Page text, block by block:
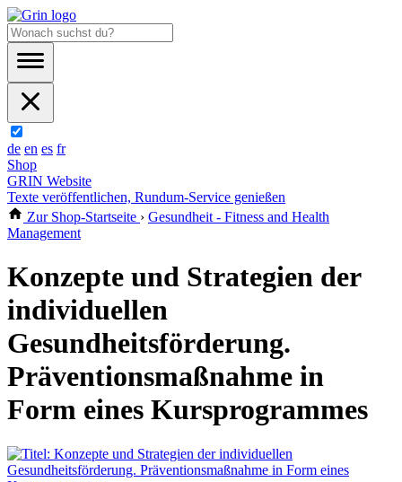
de en es fr
Shop
GRIN Website
Texte veröffentlichen, Rundum-Service genießen
Zur Shop-Startseite › Gesundheit - Fitness and Health
Management
Konzepte und Strategien der
individuellen
Gesundheitsförderung.
Präventionsmaßnahme in
Form eines Kursprogrammes